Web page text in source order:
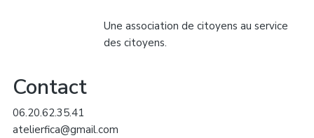
Une association de citoyens au service
des citoyens.
Contact
06.20.62.35.41
atelierfica@gmail.com